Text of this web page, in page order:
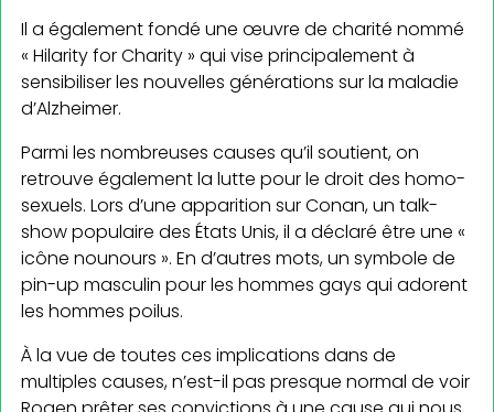
Il a également fondé une œuvre de charité nommé
« Hilarity for Charity » qui vise principalement à
sensibiliser les nouvelles générations sur la maladie
d’Alzheimer.
Parmi les nombreuses causes qu’il soutient, on
retrouve également la lutte pour le droit des homo­
sexuels. Lors d’une apparition sur Conan, un talk-
show populaire des États Unis, il a déclaré être une «
icône nounours ». En d’autres mots, un symbole de
pin-up masculin pour les hommes gays qui adorent
les hommes poilus.
À la vue de toutes ces implications dans de
multiples causes, n’est-il pas presque normal de voir